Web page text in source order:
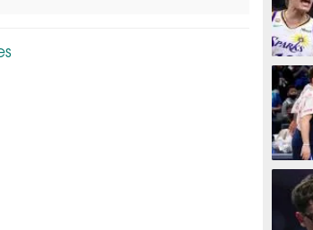
BASKET
BASKET